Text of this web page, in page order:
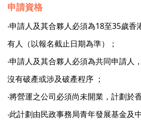
申請資格
‧申請人及其合夥人必須為18至35歲香
有人（以報名截止日期為準）；
‧申請人及其合夥人必須為共同申請人
沒有破產或涉及破產程序 ；
‧將營運之公司必須尚未開業，計劃於
‧此計劃由民政事務局青年發展基金及